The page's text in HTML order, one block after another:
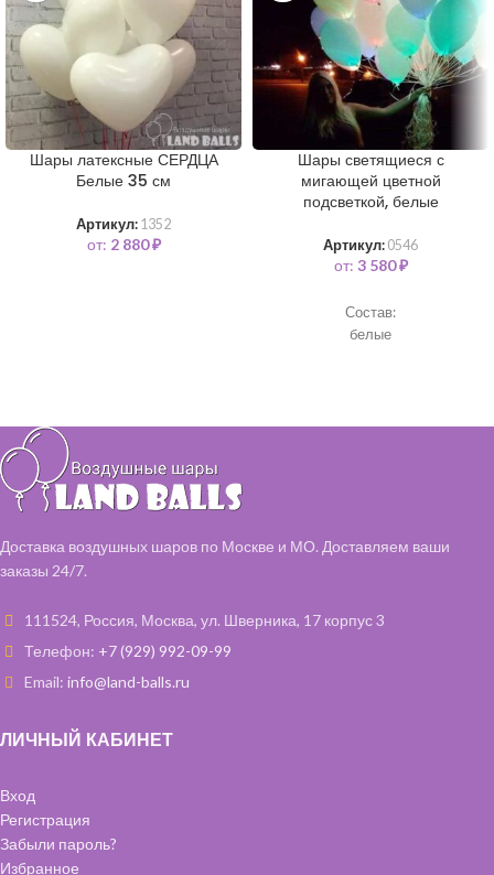
Шары латексные СЕРДЦА
Белые 35 см
Артикул: 1352
от: 2 880₽
Шары светящиеся с
мигающей цветной
подсветкой, белые
Артикул: 0546
от: 3 580₽
Состав:
белые
Доставка воздушных шаров по Москве и МО. Доставляем ваши
заказы 24/7.
111524, Россия, Москва, ул. Шверника, 17 корпус 3
Телефон: +7 (929) 992-09-99
Email: info@land-balls.ru
ЛИЧНЫЙ КАБИНЕТ
Вход
Регистрация
Забыли пароль?
Избранное